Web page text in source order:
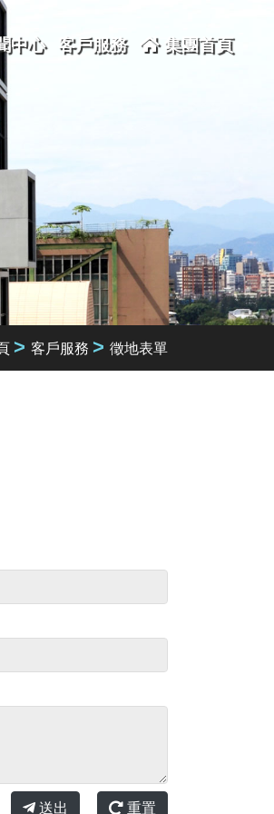
中心 客戶服務 集團首頁
> 客戶服務 > 徵地表單
送出 重置